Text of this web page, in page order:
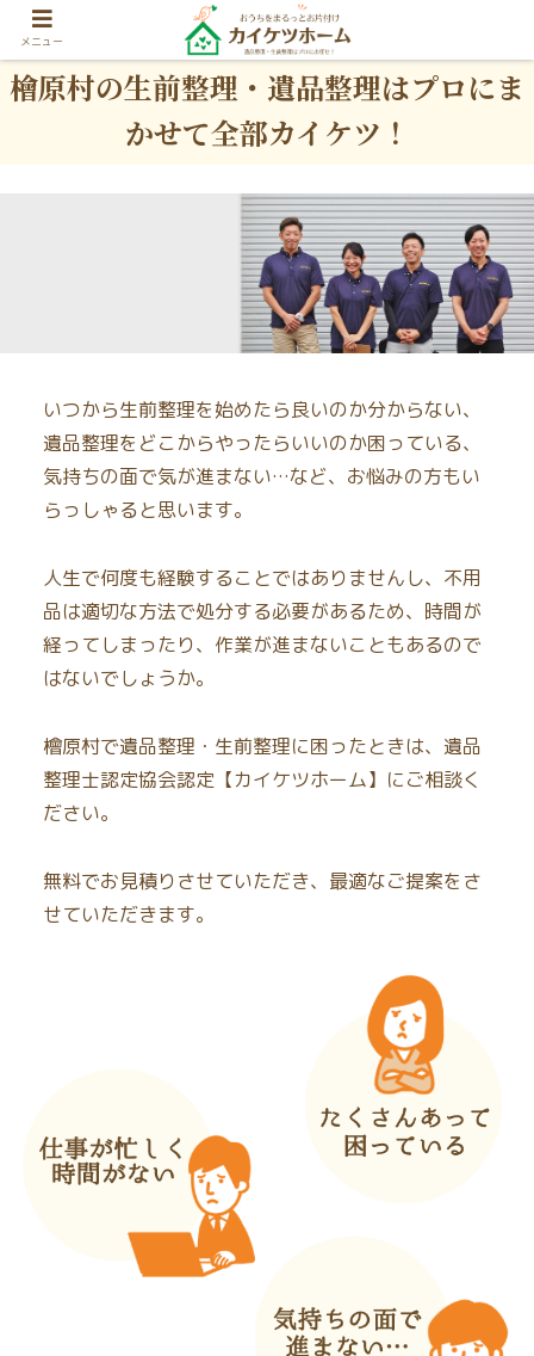
檜原村の生前整理・遺品整理はプロにま
かせて全部カイケツ！
いつから生前整理を始めたら良いのか分からない、
遺品整理をどこからやったらいいのか困っている、
気持ちの面で気が進まない…など、お悩みの方もい
らっしゃると思います。
人生で何度も経験することではありませんし、不用
品は適切な方法で処分する必要があるため、時間が
経ってしまったり、作業が進まないこともあるので
はないでしょうか。
檜原村で遺品整理・生前整理に困ったときは、遺品
整理士認定協会認定【カイケツホーム】にご相談く
ださい。
無料でお見積りさせていただき、最適なご提案をさ
せていただきます。
メニュー